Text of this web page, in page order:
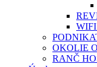
WIFI
OKOLIE
RANČ